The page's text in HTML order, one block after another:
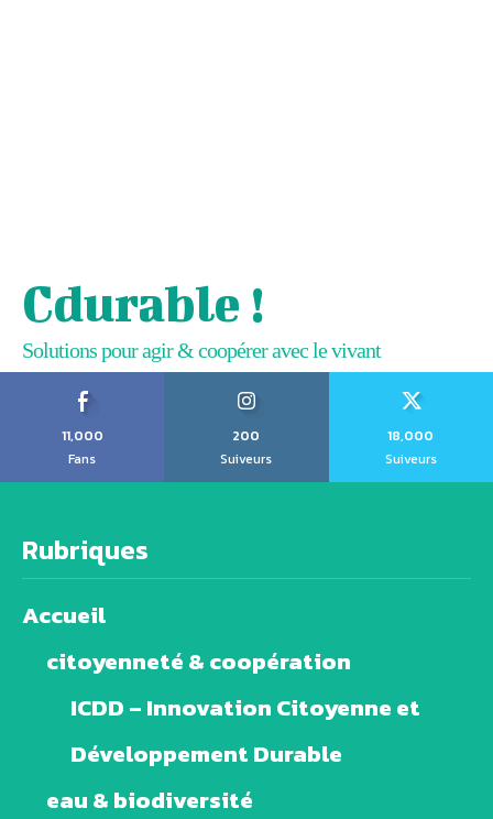
Cdurable !
Solutions pour agir & coopérer avec le vivant
11,000
Fans
200
Suiveurs
18,000
Suiveurs
Rubriques
Accueil
citoyenneté & coopération
ICDD – Innovation Citoyenne et
Développement Durable
eau & biodiversité